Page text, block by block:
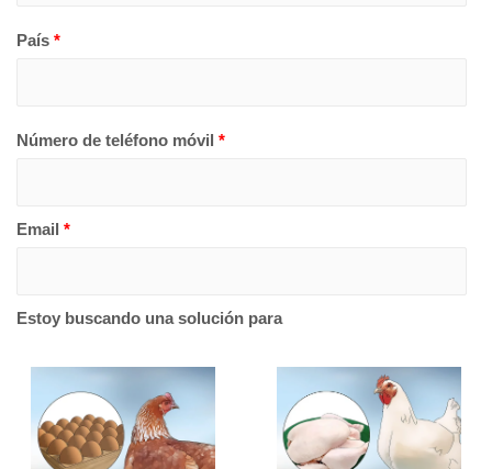
País *
Número de teléfono móvil *
Email *
Estoy buscando una solución para